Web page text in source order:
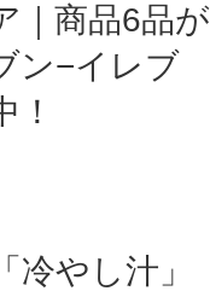
｜商品6品が
ン−イレブ
！
冷やし汁」